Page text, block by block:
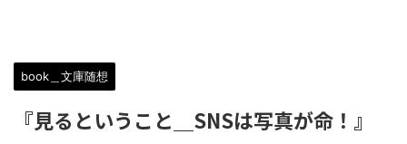
book＿文庫随想
『見るということ＿SNSは写真が命！』